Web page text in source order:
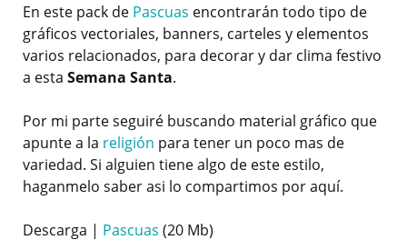
En este pack de Pascuas encontrarán todo tipo de
gráficos vectoriales, banners, carteles y elementos
varios relacionados, para decorar y dar clima festivo
a esta Semana Santa.
Por mi parte seguiré buscando material gráfico que
apunte a la religión para tener un poco mas de
variedad. Si alguien tiene algo de este estilo,
haganmelo saber asi lo compartimos por aquí.
Descarga | Pascuas (20 Mb)